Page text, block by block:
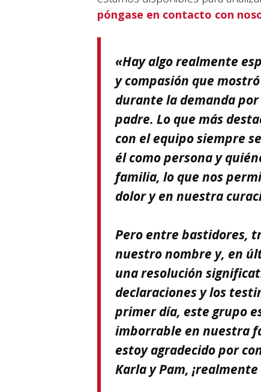
póngase en contacto con
«Hay algo realmente
y compasión que
durante la demanda
padre. Lo que más
con el equipo siempre
él como persona y
familia, lo que nos
dolor y en nuestra
Pero entre bastidores,
nuestro nombre y, en
una resolución
declaraciones y los
primer día, este grupo
imborrable en nuestra
estoy agradecido por
Karla y Pam,